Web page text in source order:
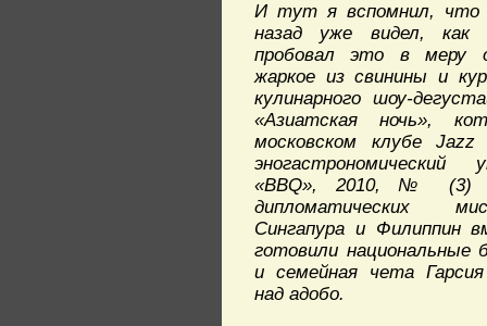
И тут я вспомнил, что
назад уже видел,
пробовал это в меру
жаркое из свинины и
кулинарного шоу-
«Азиатская ночь»,
московском клубе
«BBQ», 2010, № (3)
дипломатических
Сингапура и Филиппин
готовили национальные
и семейная чета
над адобо.